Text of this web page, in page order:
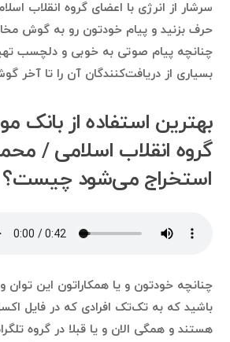
سرشار از انرژی با اعضای گروه انقلاب
حرف بزنید و پیام خودتون رو به گوش
چنانچه پیام صوتی به خوبی و دلچسب
بسیاری از دریافت‌کنندگان آن را تا آخر
بهترین استفاده‌ از بانک
گروه انقلاب اسلامی /
استخراج می‌شود چیست؟
چنانچه خودتون و یا همکاراتون این توان
باشید که به تک‌تک افرادی که در فایل
هستند و همگی الان و یا قبلا در گروه